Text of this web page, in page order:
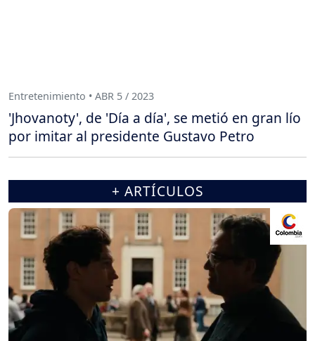
Entretenimiento • ABR 5 / 2023
'Jhovanoty', de 'Día a día', se metió en gran lío
por imitar al presidente Gustavo Petro
+ ARTÍCULOS